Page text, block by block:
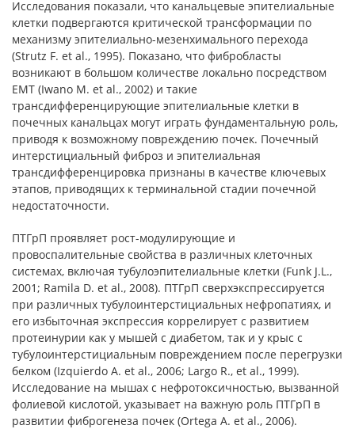
Исследования показали, что канальцевые эпителиальные
клетки подвергаются критической трансформации по
механизму эпителиально-мезенхимального перехода
(Strutz F. et al., 1995). Показано, что фибробласты
возникают в большом количестве локально посредством
EMT (Iwano M. et al., 2002) и такие
трансдифференцирующие эпителиальные клетки в
почечных канальцах могут играть фундаментальную роль,
приводя к возможному повреждению почек. Почечный
интерстициальный фиброз и эпителиальная
трансдифференцировка признаны в качестве ключевых
этапов, приводящих к терминальной стадии почечной
недостаточности.
ПТГрП проявляет рост-модулирующие и
провоспалительные свойства в различных клеточных
системах, включая тубулоэпителиальные клетки (Funk J.L.,
2001; Ramila D. et al., 2008). ПТГрП сверхэкспрессируется
при различных тубулоинтерстициальных нефропатиях, и
его избыточная экспрессия коррелирует с развитием
протеинурии как у мышей с диабетом, так и у крыс с
тубулоинтерстициальным повреждением после перегрузки
белком (Izquierdo A. et al., 2006; Largo R., et al., 1999).
Исследование на мышах с нефротоксичностью, вызванной
фолиевой кислотой, указывает на важную роль ПТГрП в
развитии фиброгенеза почек (Ortega A. et al., 2006).